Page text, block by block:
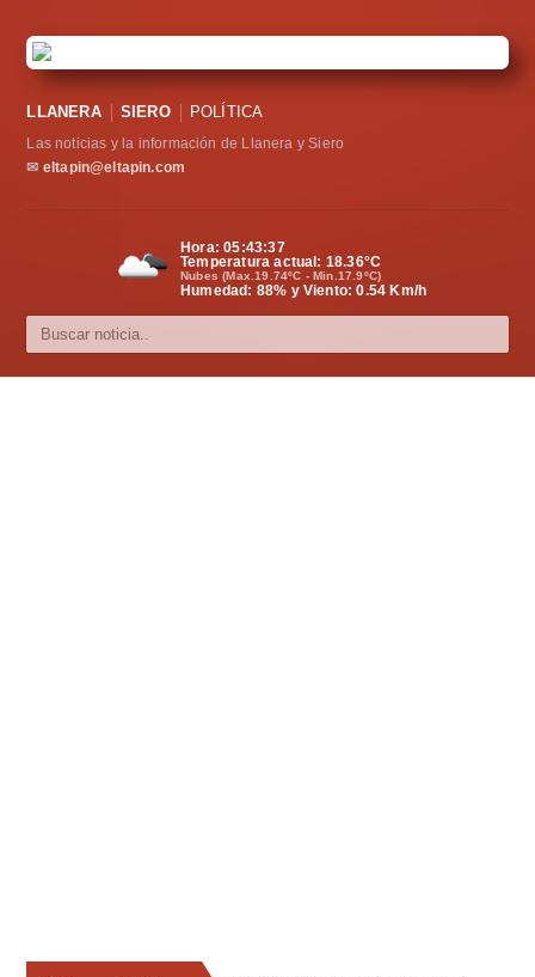
LLANERA SIERO POLÍTICA
Las noticias y la información de Llanera y Siero
✉ eltapin@eltapin.com
Hora:05:43:38
Temperatura actual: 18.36°C
Nubes (Max.19.74ºC - Min.17.9ºC)
Humedad: 88% y Viento: 0.54 Km/h